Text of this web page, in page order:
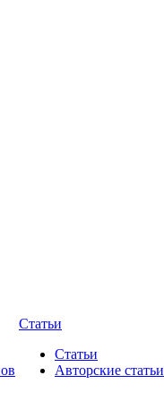
Статьи
Статьи
Авторские статьи